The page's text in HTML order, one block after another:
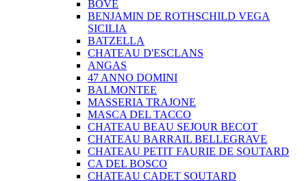
BOVE
BENJAMIN DE ROTHSCHILD VEGA
SICILIA
BATZELLA
CHATEAU D'ESCLANS
ANGAS
47 ANNO DOMINI
BALMONTEE
MASSERIA TRAJONE
MASCA DEL TACCO
CHATEAU BEAU SEJOUR BECOT
CHATEAU BARRAIL BELLEGRAVE
CHATEAU PETIT FAURIE DE SOUTARD
CA DEL BOSCO
CHATEAU CADET SOUTARD